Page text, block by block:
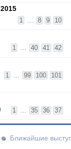
1 ... 8 9 10
1 ... 40 41 42
1 ... 99 100 101
1 ... 35 36 37
Ближайшие